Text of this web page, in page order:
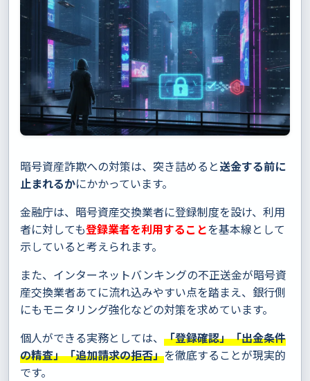
暗号資産詐欺への対策は、突き詰めると送金する前に
止まれるかにかかっています。
金融庁は、暗号資産交換業者に登録制度を設け、利用
者に対しても登録業者を利用することを基本線として
示していると考えられます。
また、インターネットバンキングの不正送金が暗号資
産交換業者あてに流れ込みやすい点を踏まえ、銀行側
にもモニタリング強化などの対策を求めています。
個人ができる実務としては、 「登録確認」「出金条件
の精査」「追加請求の拒否」を徹底することが現実的
です。